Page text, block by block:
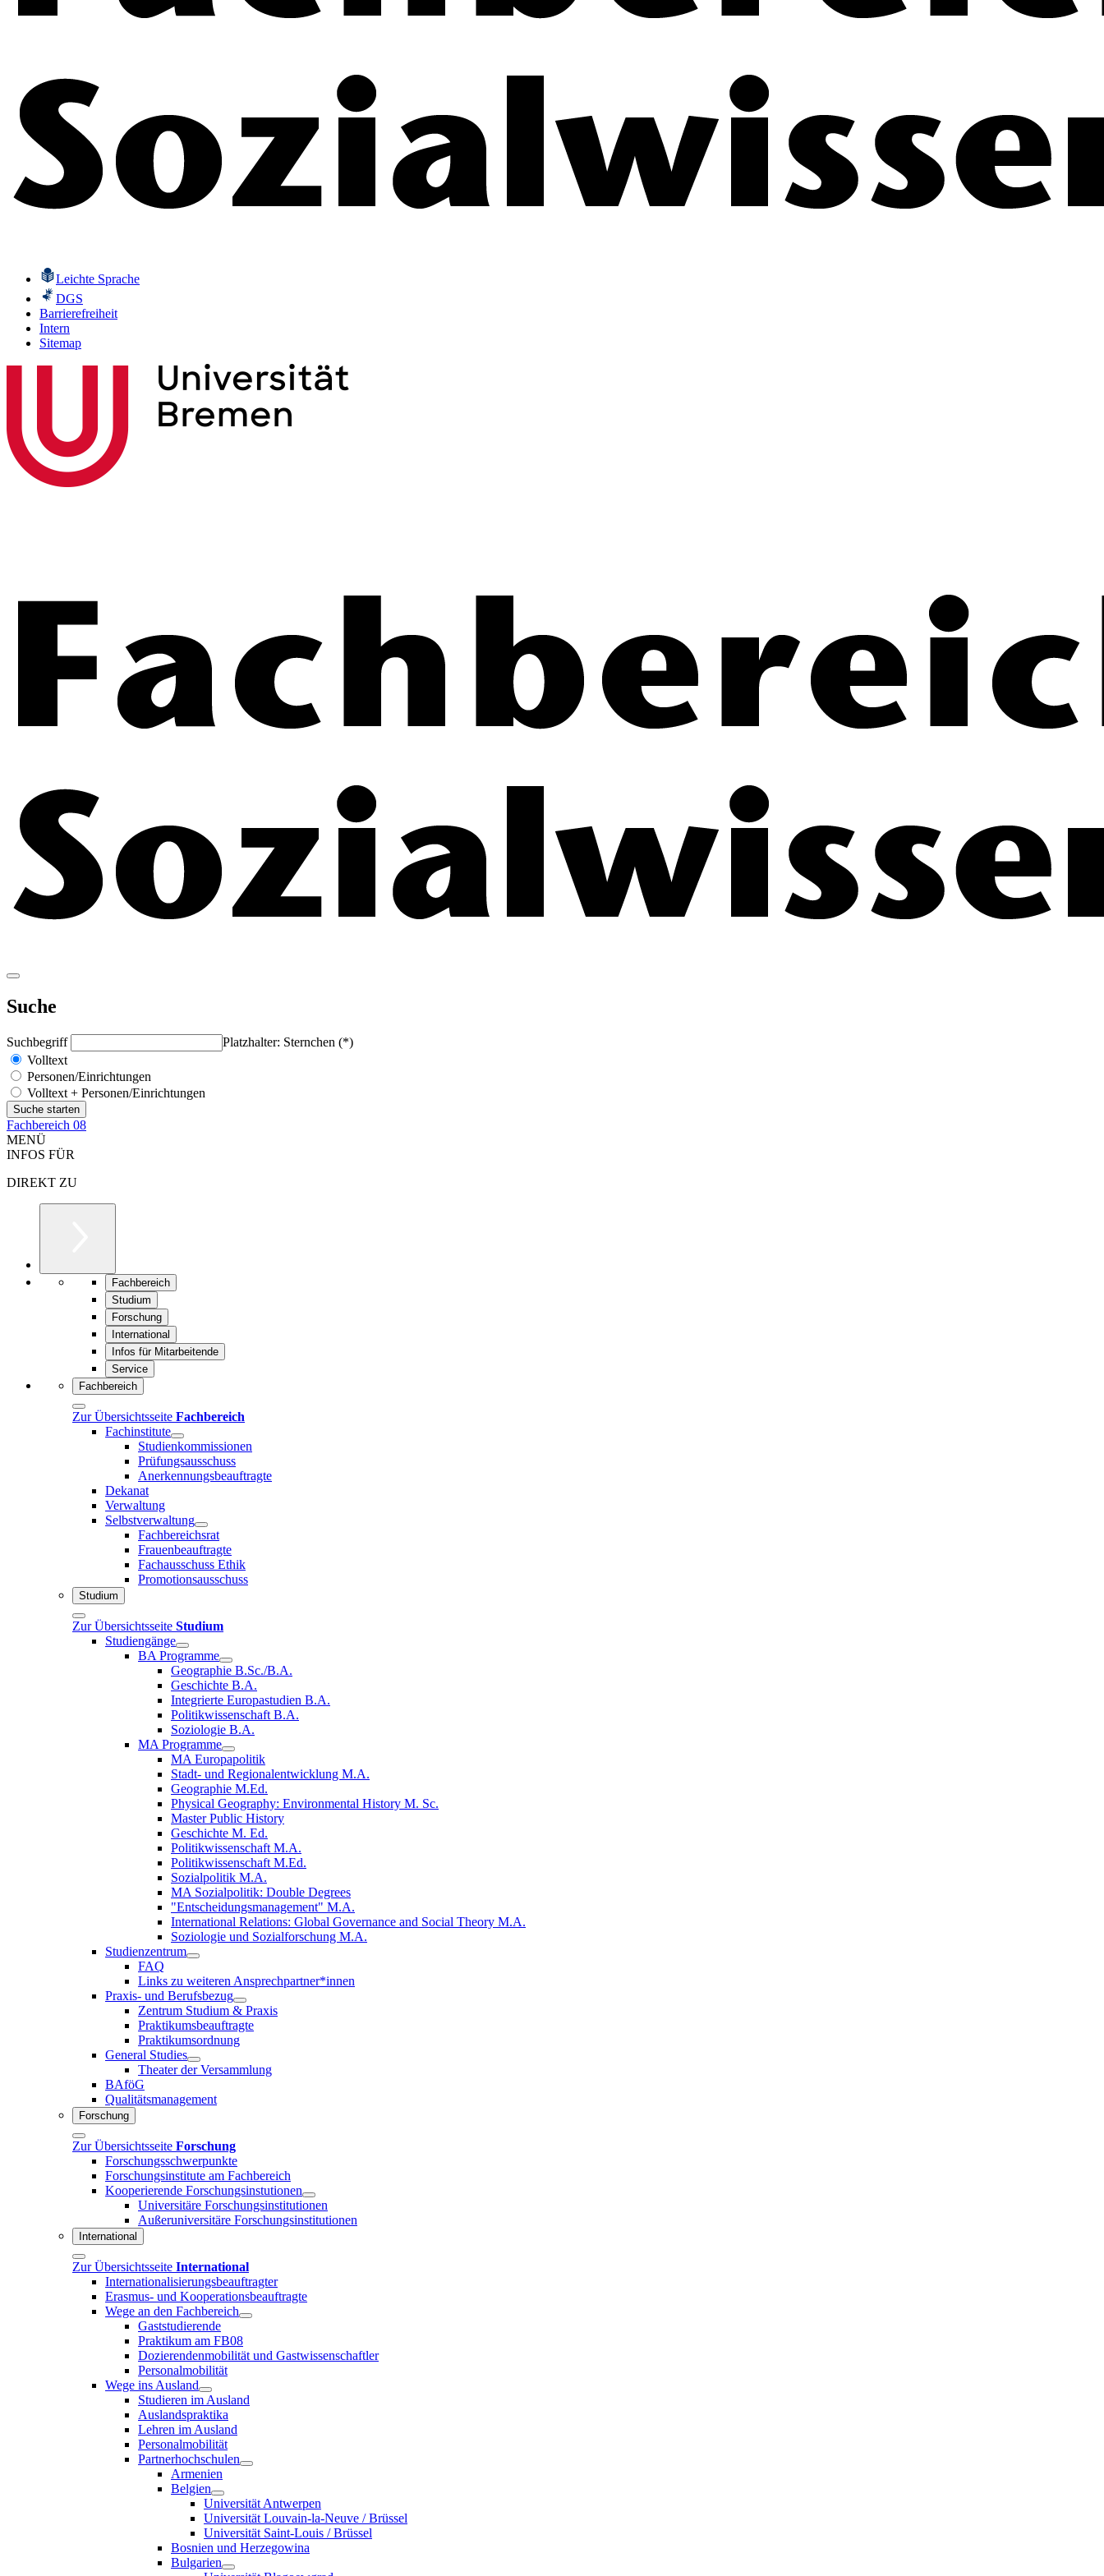
Leichte Sprache
DGS
Barrierefreiheit
Intern
Sitemap
Suche
Suchbegriff
Platzhalter: Sternchen (*)
Volltext
Personen/Einrichtungen
Volltext + Personen/Einrichtungen
Fachbereich 08
MENÜ
INFOS FÜR
DIREKT ZU
Fachbereich
Studium
Forschung
International
Infos für Mitarbeitende
Service
Fachbereich
Zur Übersichtsseite Fachbereich
Fachinstitute
Studienkommissionen
Prüfungsausschuss
Anerkennungsbeauftragte
Dekanat
Verwaltung
Selbstverwaltung
Fachbereichsrat
Frauenbeauftragte
Fachausschuss Ethik
Promotionsausschuss
Studium
Zur Übersichtsseite Studium
Studiengänge
BA Programme
Geographie B.Sc./B.A.
Geschichte B.A.
Integrierte Europastudien B.A.
Politikwissenschaft B.A.
Soziologie B.A.
MA Programme
MA Europapolitik
Stadt- und Regionalentwicklung M.A.
Geographie M.Ed.
Physical Geography: Environmental History M. Sc.
Master Public History
Geschichte M. Ed.
Politikwissenschaft M.A.
Politikwissenschaft M.Ed.
Sozialpolitik M.A.
MA Sozialpolitik: Double Degrees
"Entscheidungsmanagement" M.A.
International Relations: Global Governance and Social Theory M.A.
Soziologie und Sozialforschung M.A.
Studienzentrum
FAQ
Links zu weiteren Ansprechpartner*innen
Praxis- und Berufsbezug
Zentrum Studium & Praxis
Praktikumsbeauftragte
Praktikumsordnung
General Studies
Theater der Versammlung
BAföG
Qualitätsmanagement
Forschung
Zur Übersichtsseite Forschung
Forschungsschwerpunkte
Forschungsinstitute am Fachbereich
Kooperierende Forschungsinstutionen
Universitäre Forschungsinstitutionen
Außeruniversitäre Forschungsinstitutionen
International
Zur Übersichtsseite International
Internationalisierungsbeauftragter
Erasmus- und Kooperationsbeauftragte
Wege an den Fachbereich
Gaststudierende
Praktikum am FB08
Dozierendenmobilität und Gastwissenschaftler
Personalmobilität
Wege ins Ausland
Studieren im Ausland
Auslandspraktika
Lehren im Ausland
Personalmobilität
Partnerhochschulen
Armenien
Belgien
Universität Antwerpen
Universität Louvain-la-Neuve / Brüssel
Universität Saint-Louis / Brüssel
Bosnien und Herzegowina
Bulgarien